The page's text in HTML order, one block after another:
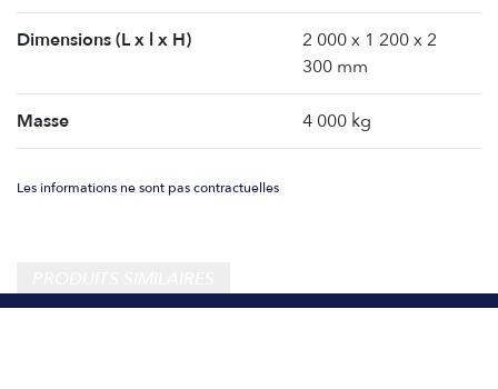
Dimensions (L x l x H)
2 000 x 1 200 x 2
300 mm
Masse 4 000 kg
Les informations ne sont pas contractuelles